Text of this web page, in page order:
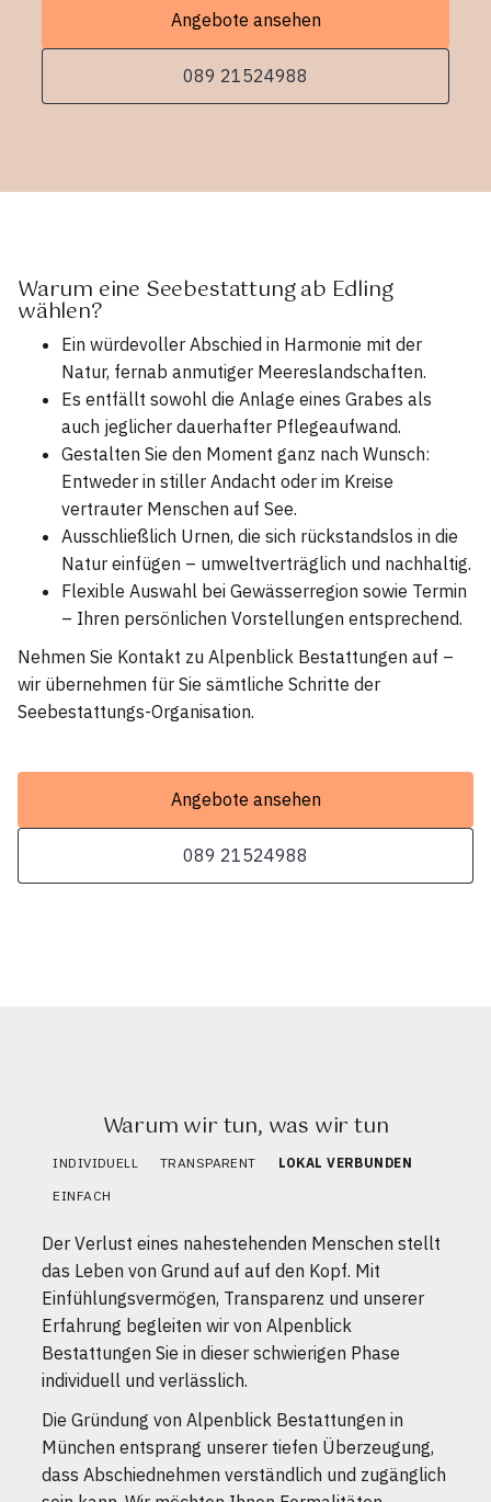
Angebote ansehen
089 21524988
Warum eine Seebestattung ab Edling
wählen?
Ein würdevoller Abschied in Harmonie mit der
Natur, fernab anmutiger Meereslandschaften.
Es entfällt sowohl die Anlage eines Grabes als
auch jeglicher dauerhafter Pflegeaufwand.
Gestalten Sie den Moment ganz nach Wunsch:
Entweder in stiller Andacht oder im Kreise
vertrauter Menschen auf See.
Ausschließlich Urnen, die sich rückstandslos in die
Natur einfügen – umweltverträglich und nachhaltig.
Flexible Auswahl bei Gewässerregion sowie Termin
– Ihren persönlichen Vorstellungen entsprechend.
Nehmen Sie Kontakt zu Alpenblick Bestattungen auf –
wir übernehmen für Sie sämtliche Schritte der
Seebestattungs-Organisation.
Angebote ansehen
089 21524988
Warum wir tun, was wir tun
INDIVIDUELL TRANSPARENT LOKAL VERBUNDEN
EINFACH
Der Verlust eines nahestehenden Menschen stellt
das Leben von Grund auf auf den Kopf. Mit
Einfühlungsvermögen, Transparenz und unserer
Erfahrung begleiten wir von Alpenblick
Bestattungen Sie in dieser schwierigen Phase
individuell und verlässlich.
Die Gründung von Alpenblick Bestattungen in
München entsprang unserer tiefen Überzeugung,
dass Abschiednehmen verständlich und zugänglich